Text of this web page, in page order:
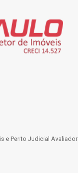
e Perito Judicial Avaliador